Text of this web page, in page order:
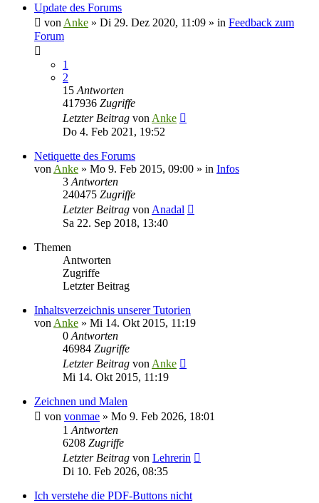
Update des Forums
von Anke » Di 29. Dez 2020, 11:09 » in Feedback zum
Forum
1
2
15 Antworten
417936 Zugriffe
Letzter Beitrag von Anke
Do 4. Feb 2021, 19:52
Netiquette des Forums
von Anke » Mo 9. Feb 2015, 09:00 » in Infos
3 Antworten
240475 Zugriffe
Letzter Beitrag von Anadal
Sa 22. Sep 2018, 13:40
Themen
Antworten
Zugriffe
Letzter Beitrag
Inhaltsverzeichnis unserer Tutorien
von Anke » Mi 14. Okt 2015, 11:19
0 Antworten
46984 Zugriffe
Letzter Beitrag von Anke
Mi 14. Okt 2015, 11:19
Zeichnen und Malen
von vonmae » Mo 9. Feb 2026, 18:01
1 Antworten
6208 Zugriffe
Letzter Beitrag von Lehrerin
Di 10. Feb 2026, 08:35
Ich verstehe die PDF-Buttons nicht